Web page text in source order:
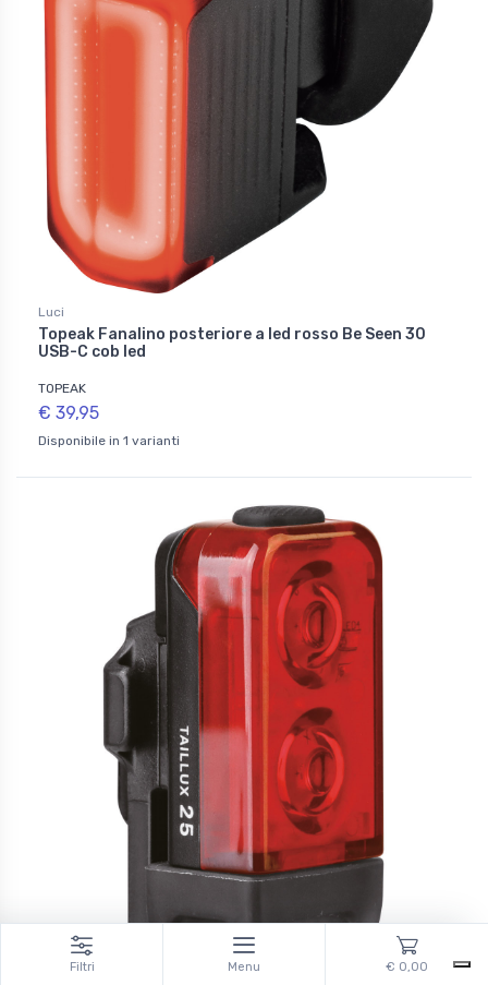
Luci
Topeak Fanalino posteriore a led rosso Be Seen 30
USB-C cob led
TOPEAK
€ 39,95
Disponibile in 1 varianti
Filtri Menu € 0,00